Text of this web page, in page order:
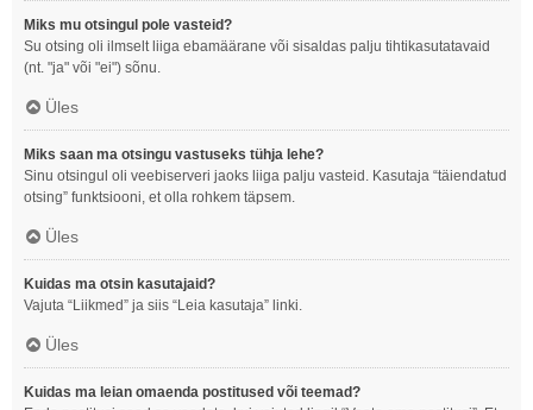
Miks mu otsingul pole vasteid?
Su otsing oli ilmselt liiga ebamäärane või sisaldas palju tihtikasutatavaid
(nt. "ja" või "ei") sõnu.
Üles
Miks saan ma otsingu vastuseks tühja lehe?
Sinu otsingul oli veebiserveri jaoks liiga palju vasteid. Kasutaja “täiendatud
otsing” funktsiooni, et olla rohkem täpsem.
Üles
Kuidas ma otsin kasutajaid?
Vajuta “Liikmed” ja siis “Leia kasutaja” linki.
Üles
Kuidas ma leian omaenda postitused või teemad?